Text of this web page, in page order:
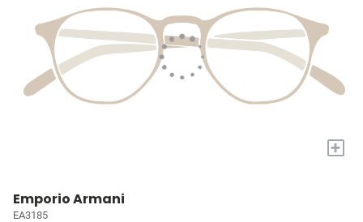
+
Emporio Armani
EA3185